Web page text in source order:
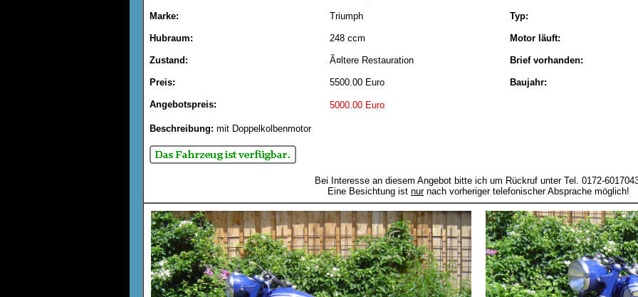
Marke: Triumph Typ:
Hubraum: 248 ccm Motor läuft:
Zustand: Ã¤ltere Restauration Brief vorhanden:
Preis: 5500.00 Euro Baujahr:
Angebotspreis: 5000.00 Euro
Beschreibung: mit Doppelkolbenmotor
Bei Interesse an diesem Angebot bitte ich um Rückruf unter Tel. 0172-
Eine Besichtung ist nurnach vorheriger telefonischer Absprache möglich!